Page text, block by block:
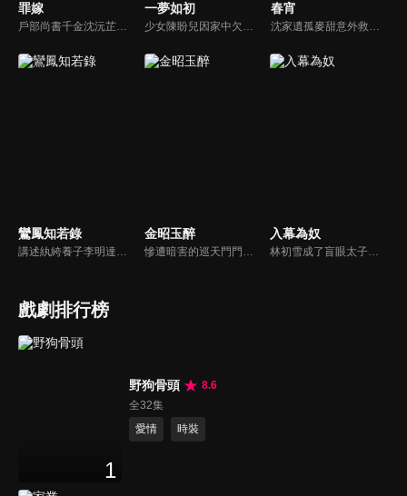
罪嫁
戶部尚書千金沈沅芷為救青梅顧恒遠甘願頂罪，卻捲入侯府仇怨，嫁給仇人樊星序。情郎背叛、小叔設局、皇族陷害，她步步為營，暗中翻盤，終揭真兇，解開誤會。真假賀薇蘭現身，掀起最後風暴。
一夢如初
少女陳盼兒因家中欠稅，被縣令送入青樓抵債，關鍵時刻她幸運逃脫，改名「寶銀」隱姓埋名。後來，她與溫家大郎君溫肅重逢，當時溫肅已是長公主府的面首。兩人在共同抵抗權貴壓迫，逐漸建立起深厚的情感聯繫。
春宵
沈家遺孤麥甜意外救下重傷失憶的太子瑾川，為逃避皇命，她借機與之假結婚。不料一場契約婚書卻生出先婚後愛的真情羈絆。最終二人攜手揭開了科舉舞弊的滔天黑幕，並為沈家平反雪冤。
鸞鳳知若錄
講述紈絝養子李明達在身世揭秘後覺醒，以家傳米粉逆襲商界，周旋於家族暗鬥與寶藏爭奪，最終以豁達之心實現事業愛情雙贏，而貪婪者皆自食惡果的傳奇故事。
金昭玉醉
慘遭暗害的巡天門門主蕭錦玉，意外重生於軟弱眼盲的楚王妃陸昭之身，憑藉自身智勇，攜手名義上的「弟弟」蕭仞，向楚王以及勾搭楚王的堂妹等一眾家人，替陸昭與自己發起復仇…
入幕為奴
林初雪成了盲眼太子的藥奴，太子墨凌淵用瘋魔佔有慾囚她“阿初，你是孤的眼，別想逃！”她拼到假死脫身，讓他以為自己餵了狼。可她不知道，他早看穿一切，甘心吞下她遞的毒藥，只在她走後望著背影低語“這場血雨腥風，孤替你扛。”
戲劇排行榜
1
野狗骨頭
8.6
全32集
愛情
時裝